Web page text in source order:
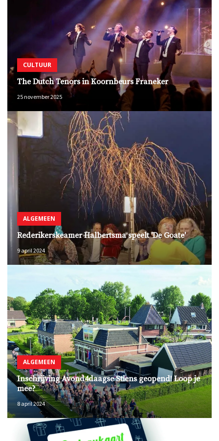
CULTUUR
The Dutch Tenors in Koornbeurs Franeker
25 november 2025
ALGEMEEN
Rederikerskeamer Halbertsma speelt 'De Goate'
9 april 2024
ALGEMEEN
Inschrijving Avond4daagse Stiens geopend! Loop je
mee?
8 april 2024